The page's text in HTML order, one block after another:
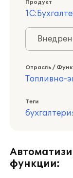
Продукт
Отрасль /
Топливно-
Теги
функции: